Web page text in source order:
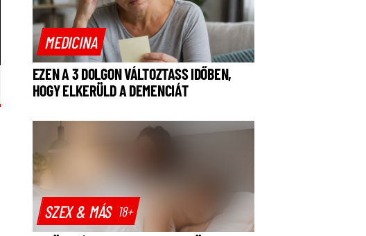
MEDICINA
EZEN A 3 DOLGON VÁLTOZTASS IDŐBEN,
HOGY ELKERÜLD A DEMENCIÁT
SZEX & MÁS 18+